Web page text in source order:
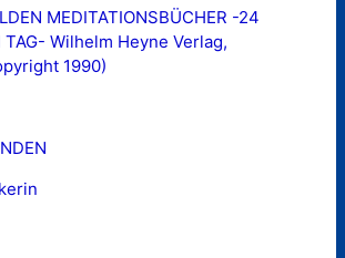
MEDITATIONSBÜCHER -24
TAG- Wilhelm Heyne Verlag,
1990)